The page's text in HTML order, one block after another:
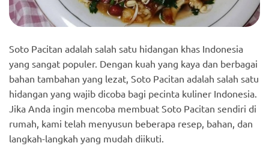
Soto Pacitan adalah salah satu hidangan khas Indonesia
yang sangat populer. Dengan kuah yang kaya dan berbagai
bahan tambahan yang lezat, Soto Pacitan adalah salah satu
hidangan yang wajib dicoba bagi pecinta kuliner Indonesia.
Jika Anda ingin mencoba membuat Soto Pacitan sendiri di
rumah, kami telah menyusun beberapa resep, bahan, dan
langkah-langkah yang mudah diikuti.